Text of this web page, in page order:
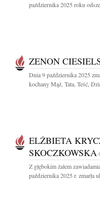
października 2025 roku
ZENON
Dnia 9 października 2025
kochany Mąż, Tata, Teść,
ELŻBIETA
SKOCZKOWSKA
Z głębokim żalem
października 2025 r. zmarła